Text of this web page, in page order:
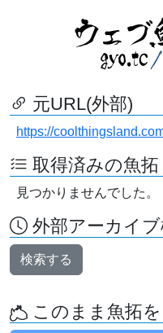
元URL(外部)
https://
取得済みの魚拓
見つかりませんでした。
外部アーカイ
検索する
このまま魚拓を